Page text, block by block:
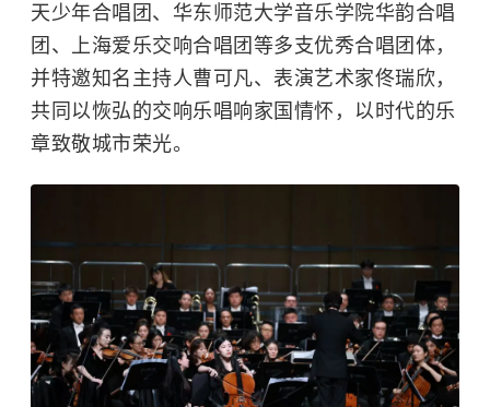
天少年合唱团、华东师范大学音乐学院华韵合唱
团、上海爱乐交响合唱团等多支优秀合唱团体，
并特邀知名主持人曹可凡、表演艺术家佟瑞欣，
共同以恢弘的交响乐唱响家国情怀，以时代的乐
章致敬城市荣光。